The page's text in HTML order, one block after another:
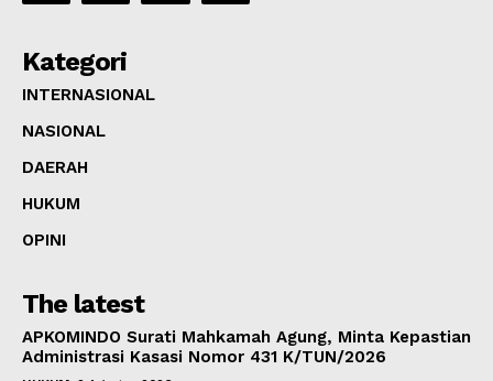
Kategori
INTERNASIONAL
NASIONAL
DAERAH
HUKUM
OPINI
The latest
APKOMINDO Surati Mahkamah Agung, Minta Kepastian
Administrasi Kasasi Nomor 431 K/TUN/2026